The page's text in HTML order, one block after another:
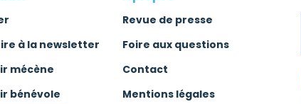
à la newsletter
mécène
bénévole
Revue de presse
Foire aux questions
Contact
Mentions légales